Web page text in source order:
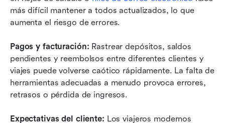
más difícil mantener a todos actualizados, lo que
aumenta el riesgo de errores.
Pagos y facturación: Rastrear depósitos, saldos
pendientes y reembolsos entre diferentes clientes y
viajes puede volverse caótico rápidamente. La falta de
herramientas adecuadas a menudo provoca errores,
retrasos o pérdida de ingresos.
Expectativas del cliente: Los viajeros modernos